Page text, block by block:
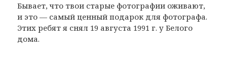
Бывает, что твои старые фотографии оживают,
и это — самый ценный подарок для фотографа.
Этих ребят я снял 19 августа 1991 г. у Белого
дома.